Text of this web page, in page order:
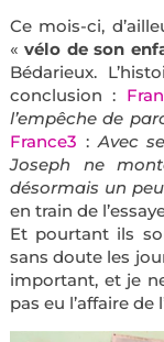
Ce mois-ci,
«vélo de son
Bédarieux.
conclusion :
l’empêche de
France3 :Avec
Joseph ne
désormais un
en train de
Et pourtant ils
sans doute les
important, et je
pas eu l’affaire de